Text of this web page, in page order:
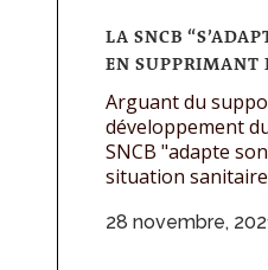
LA SNCB
EN SUPPRIMANT
Arguant du
développement
SNCB "adapte
situation
28 novembre,